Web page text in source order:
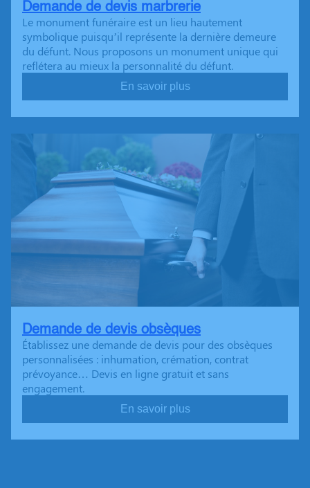
Demande de devis marbrerie
Le monument funéraire est un lieu hautement
symbolique puisqu’il représente la dernière demeure
du défunt. Nous proposons un monument unique qui
reflétera au mieux la personnalité du défunt.
En savoir plus
Demande de devis obsèques
Établissez une demande de devis pour des obsèques
personnalisées : inhumation, crémation, contrat
prévoyance… Devis en ligne gratuit et sans
engagement.
En savoir plus